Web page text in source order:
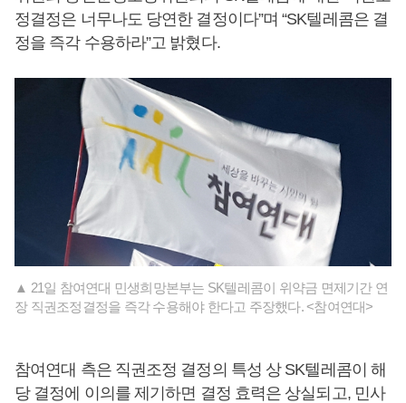
정결정은 너무나도 당연한 결정이다”며 “SK텔레콤은 결
정을 즉각 수용하라”고 밝혔다.
▲ 21일 참여연대 민생희망본부는 SK텔레콤이 위약금 면제기간 연
장 직권조정결정을 즉각 수용해야 한다고 주장했다. <참여연대>
참여연대 측은 직권조정 결정의 특성 상 SK텔레콤이 해
당 결정에 이의를 제기하면 결정 효력은 상실되고, 민사